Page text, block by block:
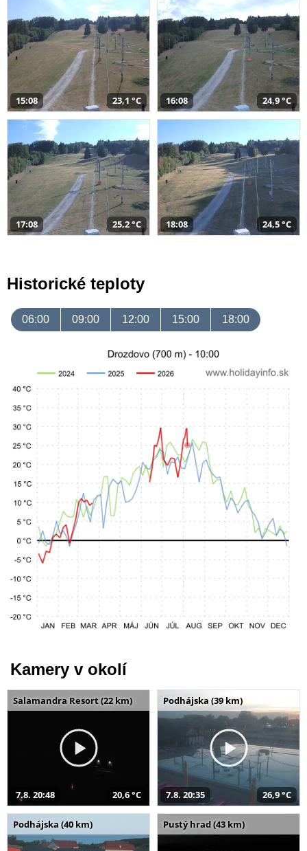
15:08 23,1 °C 16:08 24,9 °C
17:08 25,2 °C 18:08 24,5 °C
Historické teploty
06:00 09:00 12:00 15:00 18:00
Kamery v okolí
Salamandra Resort (22 km)
7.8. 20:48 20,6 °C
Podhájska (39 km)
7.8. 20:35 26,9 °C
Podhájska (40 km) Pustý hrad (43 km)